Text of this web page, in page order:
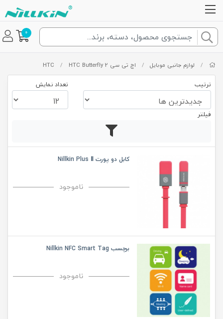
0
/ لوازم جانبی موبایل / اچ تی سی HTC / HTC Butterfly 2
ترتیب تعداد نمایش
فیلتر
کابل دو پورت Nillkin Plus Ⅱ
ناموجود
برچسب Nillkin NFC Smart Tag
ناموجود